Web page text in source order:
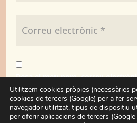
Desa el meu nom, correu
aquest navegador per a la
comenti.
Utilitzem cookies pròpies (necessàries
cookies de tercers (Google) per a fer
navegador utilitzat, tipus de dispositiu
per oferir aplicacions de tercers